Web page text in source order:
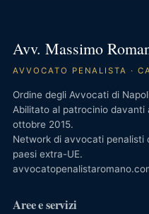
Avv. Massimo
AVVOCATO PENALISTA ·
Ordine degli Avvocati di
Abilitato al patrocinio davanti
ottobre 2015.
Network di avvocati penalisti
paesi extra-UE.
Aree e servizi